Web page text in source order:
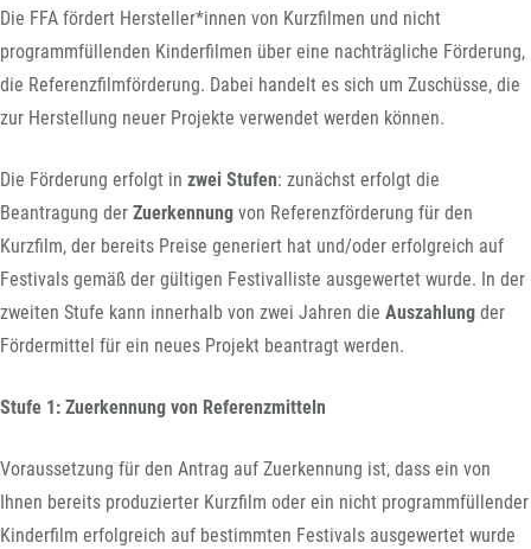
Die FFA fördert Hersteller*innen von Kurzfilmen und nicht
programmfüllenden Kinderfilmen über eine nachträgliche Förderung,
die Referenzfilmförderung. Dabei handelt es sich um Zuschüsse, die
zur Herstellung neuer Projekte verwendet werden können.
Die Förderung erfolgt in zwei Stufen: zunächst erfolgt die
Beantragung der Zuerkennung von Referenzförderung für den
Kurzfilm, der bereits Preise generiert hat und/oder erfolgreich auf
Festivals gemäß der gültigen Festivalliste ausgewertet wurde. In der
zweiten Stufe kann innerhalb von zwei Jahren die Auszahlung der
Fördermittel für ein neues Projekt beantragt werden.
Stufe 1: Zuerkennung von Referenzmitteln
Voraussetzung für den Antrag auf Zuerkennung ist, dass ein von
Ihnen bereits produzierter Kurzfilm oder ein nicht programmfüllender
Kinderfilm erfolgreich auf bestimmten Festivals ausgewertet wurde